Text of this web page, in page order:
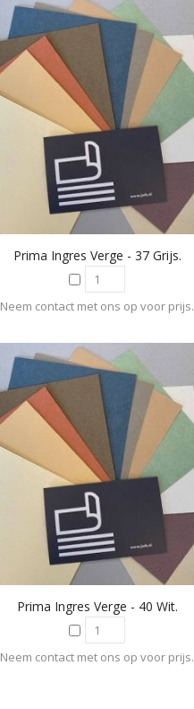
Prima Ingres Verge - 37 Grijs.
Neem contact met ons op voor prijs.
Prima Ingres Verge - 40 Wit.
Neem contact met ons op voor prijs.